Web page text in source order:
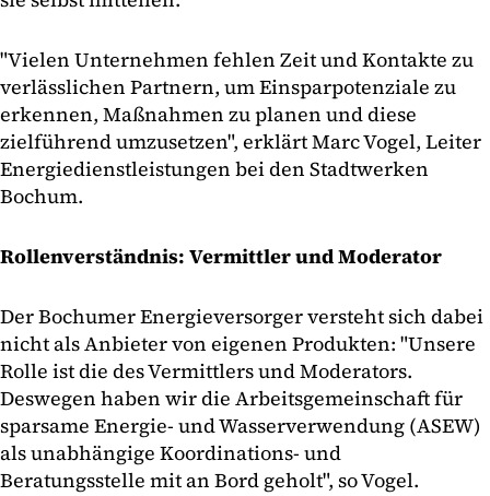
"Vielen Unternehmen fehlen Zeit und Kontakte zu
verlässlichen Partnern, um Einsparpotenziale zu
erkennen, Maßnahmen zu planen und diese
zielführend umzusetzen", erklärt Marc Vogel, Leiter
Energiedienstleistungen bei den Stadtwerken
Bochum.
Rollenverständnis: Vermittler und Moderator
Der Bochumer Energieversorger versteht sich dabei
nicht als Anbieter von eigenen Produkten: "Unsere
Rolle ist die des Vermittlers und Moderators.
Deswegen haben wir die Arbeitsgemeinschaft für
sparsame Energie- und Wasserverwendung (ASEW)
als unabhängige Koordinations- und
Beratungsstelle mit an Bord geholt", so Vogel.